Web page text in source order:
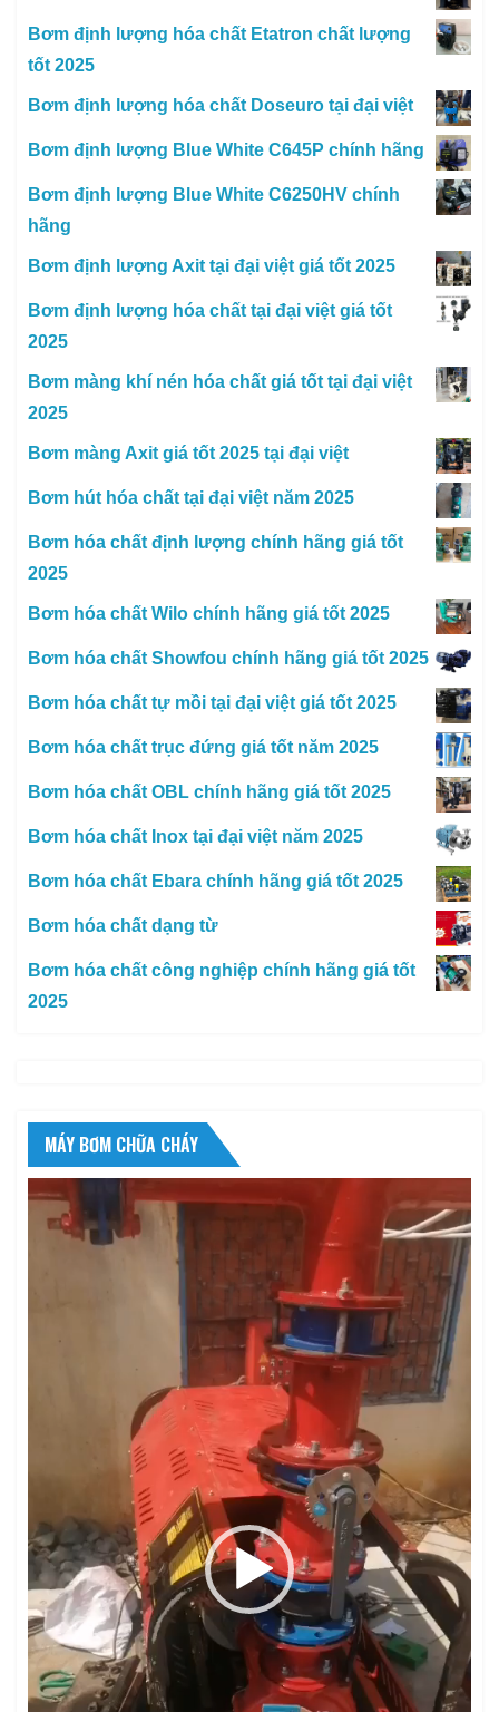
Bơm định lượng hóa chất Etatron chất lượng
tốt 2025
Bơm định lượng hóa chất Doseuro tại đại việt
Bơm định lượng Blue White C645P chính hãng
Bơm định lượng Blue White C6250HV chính
hãng
Bơm định lượng Axit tại đại việt giá tốt 2025
Bơm định lượng hóa chất tại đại việt giá tốt
2025
Bơm màng khí nén hóa chất giá tốt tại đại việt
2025
Bơm màng Axit giá tốt 2025 tại đại việt
Bơm hút hóa chất tại đại việt năm 2025
Bơm hóa chất định lượng chính hãng giá tốt
2025
Bơm hóa chất Wilo chính hãng giá tốt 2025
Bơm hóa chất Showfou chính hãng giá tốt 2025
Bơm hóa chất tự mồi tại đại việt giá tốt 2025
Bơm hóa chất trục đứng giá tốt năm 2025
Bơm hóa chất OBL chính hãng giá tốt 2025
Bơm hóa chất Inox tại đại việt năm 2025
Bơm hóa chất Ebara chính hãng giá tốt 2025
Bơm hóa chất dạng từ
Bơm hóa chất công nghiệp chính hãng giá tốt
2025
MÁY BƠM CHỮA CHÁY
Trình
chơi